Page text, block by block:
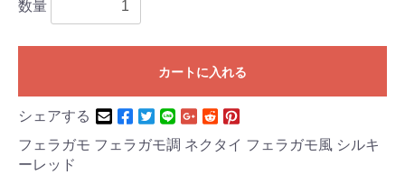
数量
カートに入れる
シェアする
フェラガモ フェラガモ調 ネクタイ フェラガモ風 シルキ
ーレッド